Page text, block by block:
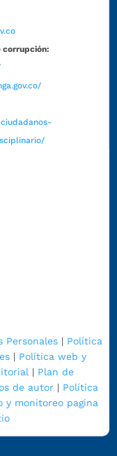
corrupción:
Personales| Política
| Política web y
| Plan de
de autor| Política
y monitoreo pagina